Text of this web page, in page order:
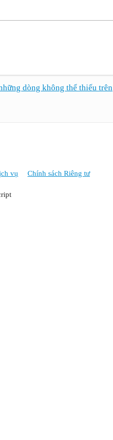
dòng không thể thiếu trên
vụ Chính sách Riêng tư